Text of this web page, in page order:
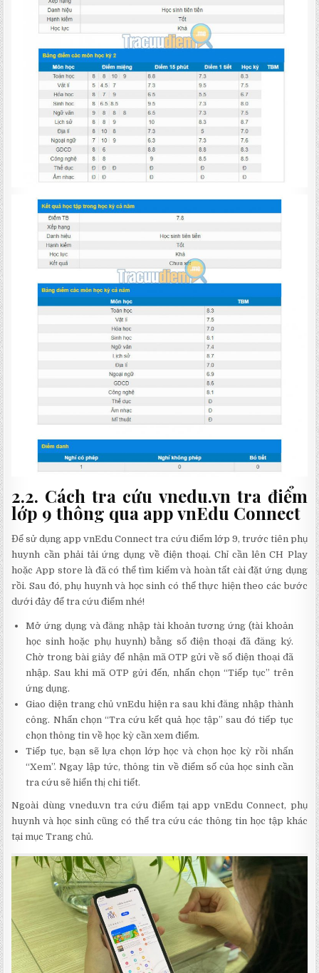
2.2. Cách tra cứu vnedu.vn tra điểm
lớp 9 thông qua app vnEdu Connect
Để sử dụng app vnEdu Connect tra cứu điểm lớp 9, trước tiên phụ
huynh cần phải tải ứng dụng về điện thoại. Chỉ cần lên CH Play
hoặc App store là đã có thể tìm kiếm và hoàn tất cài đặt ứng dụng
rồi. Sau đó, phụ huynh và học sinh có thể thực hiện theo các bước
dưới đây để tra cứu điểm nhé!
Mở ứng dụng và đăng nhập tài khoản tương ứng (tài khoản
học sinh hoặc phụ huynh) bằng số điện thoại đã đăng ký.
Chờ trong bài giây để nhận mã OTP gửi về số điện thoại đã
nhập. Sau khi mã OTP gửi đến, nhấn chọn “Tiếp tục” trên
ứng dụng.
Giao diện trang chủ vnEdu hiện ra sau khi đăng nhập thành
công. Nhấn chọn “Tra cứu kết quả học tập” sau đó tiếp tục
chọn thông tin về học kỳ cần xem điểm.
Tiếp tục, bạn sẽ lựa chọn lớp học và chọn học kỳ rồi nhấn
“Xem”. Ngay lập tức, thông tin về điểm số của học sinh cần
tra cứu sẽ hiển thị chi tiết.
Ngoài dùng vnedu.vn tra cứu điểm tại app vnEdu Connect, phụ
huynh và học sinh cũng có thể tra cứu các thông tin học tập khác
tại mục Trang chủ.